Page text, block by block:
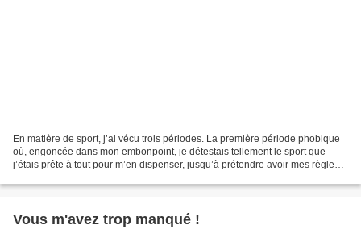
En matière de sport, j’ai vécu trois périodes. La première période phobique
où, engoncée dans mon embonpoint, je détestais tellement le sport que
j’étais prête à tout pour m’en dispenser, jusqu’à prétendre avoir mes règles
Vous m'avez trop manqué !